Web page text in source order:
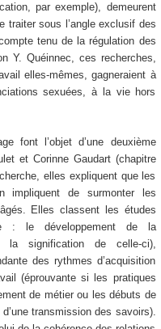
par exemple), demeurent
traiter sous l’angle exclusif des
tenu de la régulation des
Y. Quéinnec, ces recherches,
elles-mêmes, gagneraient à
sexuées, à la vie hors
font l’objet d’une deuxième
et Corinne Gaudart (chapitre
elles expliquent que les
impliquent de surmonter les
Elles classent les études
: le développement de la
la signification de celle-ci),
des rythmes d’acquisition
(éprouvante si les pratiques
de métier ou les débuts de
transmission des savoirs).